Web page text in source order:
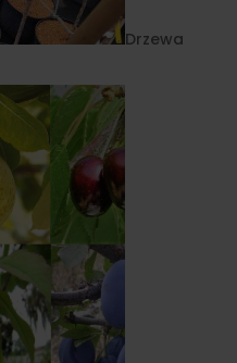
Drzewa